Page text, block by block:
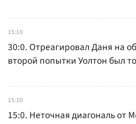
15:10
30:0. Отреагировал Даня на
второй попытки Уолтон был
15:10
15:0. Неточная диагональ от